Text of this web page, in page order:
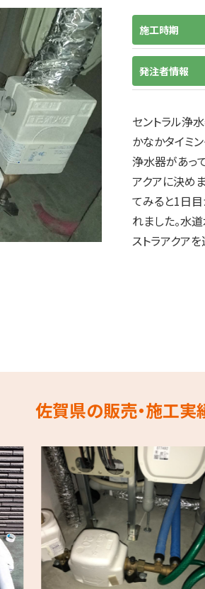
施工時期
発注者情報
セントラル浄
かなかタイミ
浄水器があっ
アクアに決め
てみると1日目
れました。水
ストラアクア
佐賀県の販売・施工実